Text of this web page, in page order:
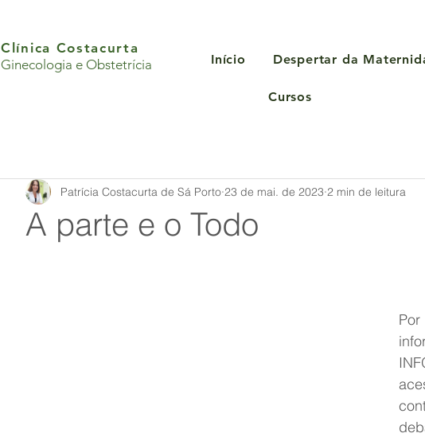
Clínica Costacurta
Ginecologia e Obstetrícia
Início Despertar da
Cursos
A parte e o Todo
Patrícia Costacurta de Sá Porto 23 de mai. de 2023 2 min de leitura